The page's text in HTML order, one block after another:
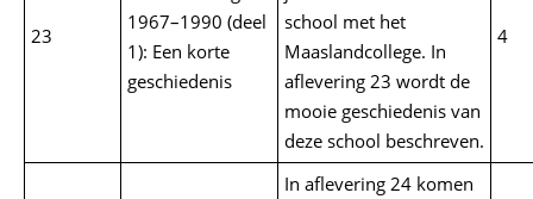
23
1967–1990 (deel
1): Een korte
geschiedenis
school met het
Maaslandcollege. In
aflevering 23 wordt de
mooie geschiedenis van
deze school beschreven.
4
In aflevering 24 komen